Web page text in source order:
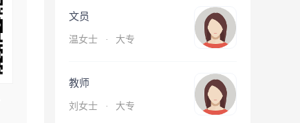
文员
温女士 · 大专
教师
刘女士 · 大专